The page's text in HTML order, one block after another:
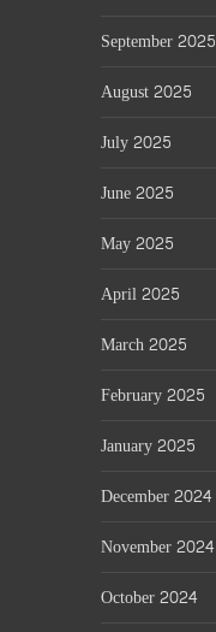
September 2025
August 2025
July 2025
June 2025
May 2025
April 2025
March 2025
February 2025
January 2025
December 2024
November 2024
October 2024